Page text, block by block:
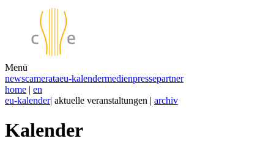
Menü
newscamerataeu-kalendermedienpressepartner
home | en
eu-kalender| aktuelle veranstaltungen | archiv
Kalender